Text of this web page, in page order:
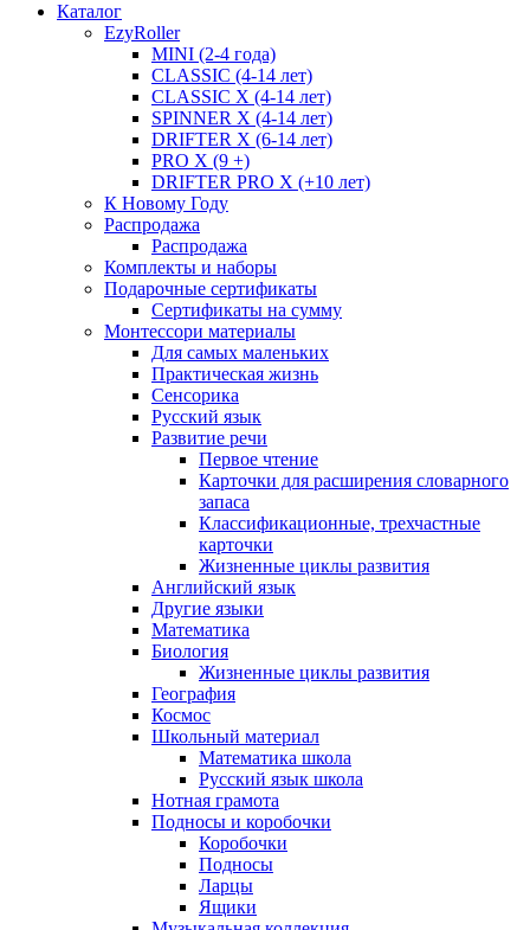
Каталог
EzyRoller
MINI (2-4 года)
CLASSIC (4-14 лет)
CLASSIC X (4-14 лет)
SPINNER X (4-14 лет)
DRIFTER X (6-14 лет)
PRO X (9 +)
DRIFTER PRO X (+10 лет)
К Новому Году
Распродажа
Распродажа
Комплекты и наборы
Подарочные сертификаты
Сертификаты на сумму
Монтессори материалы
Для самых маленьких
Практическая жизнь
Сенсорика
Русский язык
Развитие речи
Первое чтение
Карточки для расширения словарного
запаса
Классификационные, трехчастные
карточки
Жизненные циклы развития
Английский язык
Другие языки
Математика
Биология
Жизненные циклы развития
География
Космос
Школьный материал
Математика школа
Русский язык школа
Нотная грамота
Подносы и коробочки
Коробочки
Подносы
Ларцы
Ящики